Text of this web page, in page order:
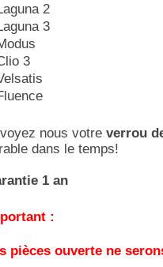
2
3
3
nous votre verrou
dans le temps!
1 an
:
pièces ouverte ne